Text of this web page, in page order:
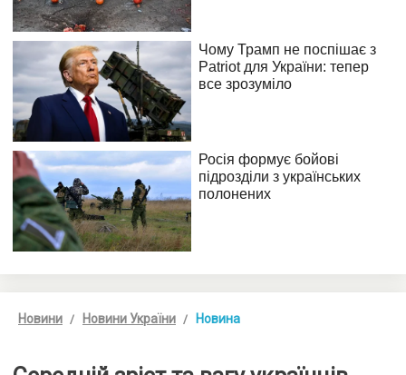
Новини Новини України Новина